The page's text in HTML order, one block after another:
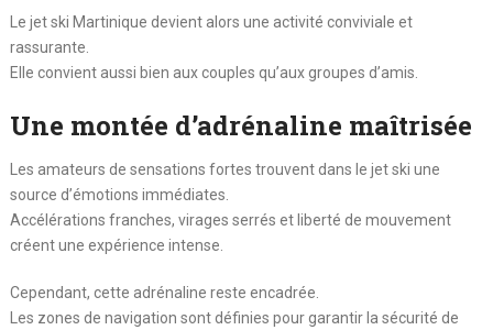
Le jet ski Martinique devient alors une activité conviviale et
rassurante.
Elle convient aussi bien aux couples qu’aux groupes d’amis.
Une montée d’adrénaline maîtrisée
Les amateurs de sensations fortes trouvent dans le jet ski une
source d’émotions immédiates.
Accélérations franches, virages serrés et liberté de mouvement
créent une expérience intense.
Cependant, cette adrénaline reste encadrée.
Les zones de navigation sont définies pour garantir la sécurité de